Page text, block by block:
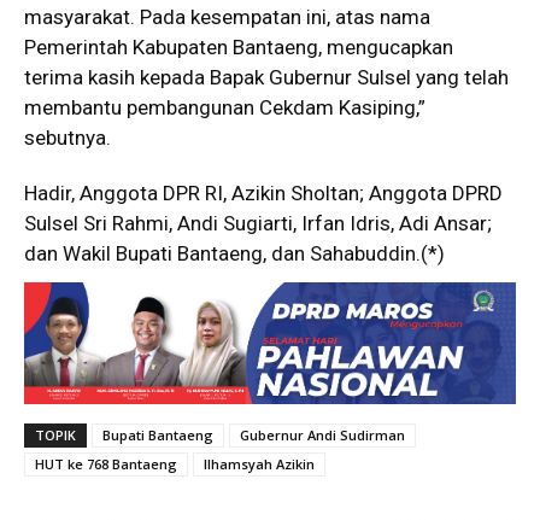
masyarakat. Pada kesempatan ini, atas nama
Pemerintah Kabupaten Bantaeng, mengucapkan
terima kasih kepada Bapak Gubernur Sulsel yang telah
membantu pembangunan Cekdam Kasiping,”
sebutnya.
Hadir, Anggota DPR RI, Azikin Sholtan; Anggota DPRD
Sulsel Sri Rahmi, Andi Sugiarti, Irfan Idris, Adi Ansar;
dan Wakil Bupati Bantaeng, dan Sahabuddin.(*)
TOPIK Bupati Bantaeng
Gubernur Andi Sudirman
HUT ke 768 Bantaeng
Ilhamsyah Azikin